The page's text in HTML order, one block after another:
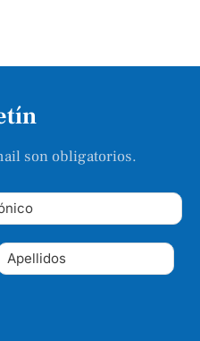
son obligatorios.